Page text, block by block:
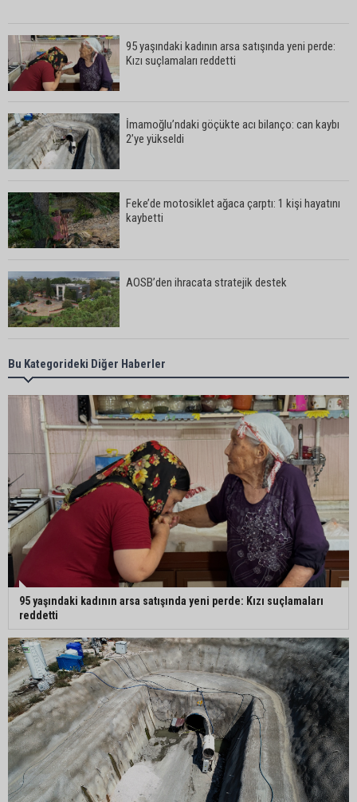
95 yaşındaki kadının arsa satışında yeni perde:
Kızı suçlamaları reddetti
İmamoğlu’ndaki göçükte acı bilanço: can kaybı
2’ye yükseldi
Feke’de motosiklet ağaca çarptı: 1 kişi hayatını
kaybetti
AOSB’den ihracata stratejik destek
Yeni Parti’nin Sarıçam ve Karataş teşkilatları
oluşturuldu
Feke Belediye Başkanı Cömert Özen, Adana
Valisi Mustafa Yavuz’u makamında ziyaret etti
Yeni Parti Çukurova kurucu ilçe başkanı Ümit Arif
Özsoy oldu
Enerji ve Tabii Kaynaklar Bakanı Alparslan
Başkan Ali Bedrettin Karataş’tan sahiller için
duyarlılık çağrısı
MHP Adana İl Başkanı Hakan Yıldırım:
“Liderimize dil uzatmak sizin haddinize değildir”
Bu Kategorideki Diğer Haberler
95 yaşındaki kadının arsa satışında yeni perde: Kızı suçlamaları
reddetti